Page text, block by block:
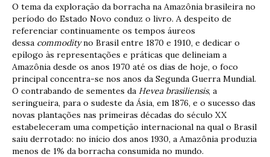
O tema da exploração da borracha na Amazônia brasileira no
período do Estado Novo conduz o livro. A despeito de
referenciar continuamente os tempos áureos
dessa commodityno Brasil entre 1870 e 1910, e dedicar o
epílogo às representações e práticas que delineiam a
Amazônia desde os anos 1970 até os dias de hoje, o foco
principal concentra-se nos anos da Segunda Guerra Mundial.
O contrabando de sementes da Hevea brasiliensis, a
seringueira, para o sudeste da Ásia, em 1876, e o sucesso das
novas plantações nas primeiras décadas do século XX
estabeleceram uma competição internacional na qual o Brasil
saiu derrotado: no início dos anos 1930, a Amazônia produzia
menos de 1% da borracha consumida no mundo.